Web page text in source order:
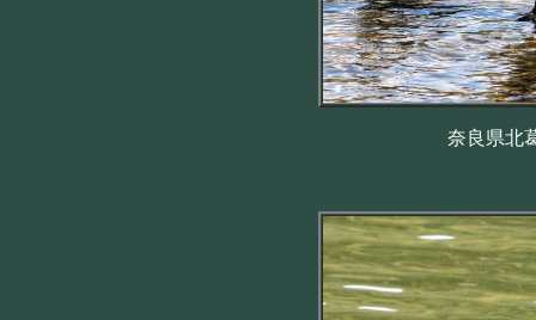
奈良県北